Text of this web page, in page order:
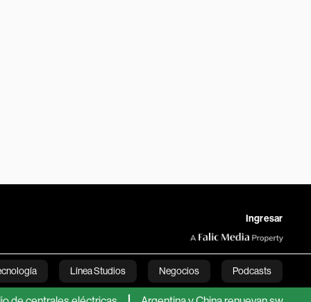
Ingresar
Línea Studios Negocios Podcasts